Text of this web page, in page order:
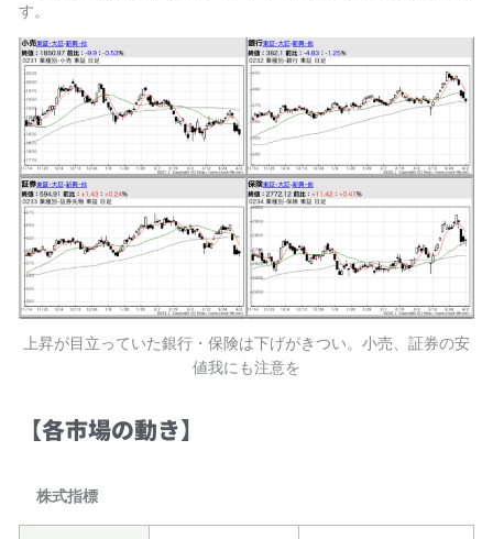
す。
上昇が目立っていた銀行・保険は下げがきつい。小売、証券の安
値我にも注意を
【各市場の動き】
株式指標